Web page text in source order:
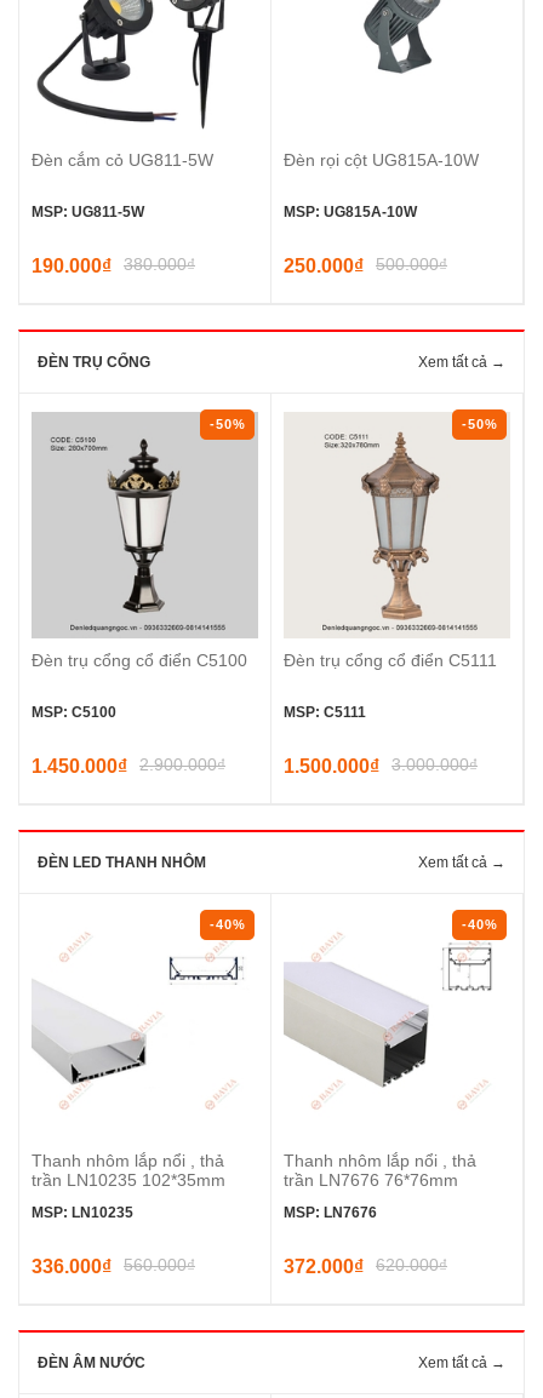
Đèn cắm cỏ UG811-5W
MSP: UG811-5W
190.000₫ 380.000₫
Đèn rọi cột UG815A-10W
MSP: UG815A-10W
250.000₫ 500.000₫
ĐÈN TRỤ CỔNG Xem tất cả →
-50%
Đèn trụ cổng cổ điển C5100
MSP: C5100
1.450.000₫ 2.900.000₫
-50%
Đèn trụ cổng cổ điển C5111
MSP: C5111
1.500.000₫ 3.000.000₫
ĐÈN LED THANH NHÔM Xem tất cả →
-40%
Thanh nhôm lắp nổi , thả
trần LN10235 102*35mm
MSP: LN10235
336.000₫ 560.000₫
-40%
Thanh nhôm lắp nổi , thả
trần LN7676 76*76mm
MSP: LN7676
372.000₫ 620.000₫
ĐÈN ÂM NƯỚC Xem tất cả →